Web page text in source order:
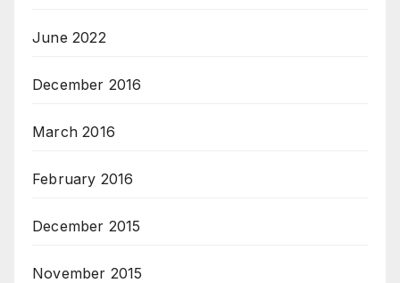
June 2022
December 2016
March 2016
February 2016
December 2015
November 2015